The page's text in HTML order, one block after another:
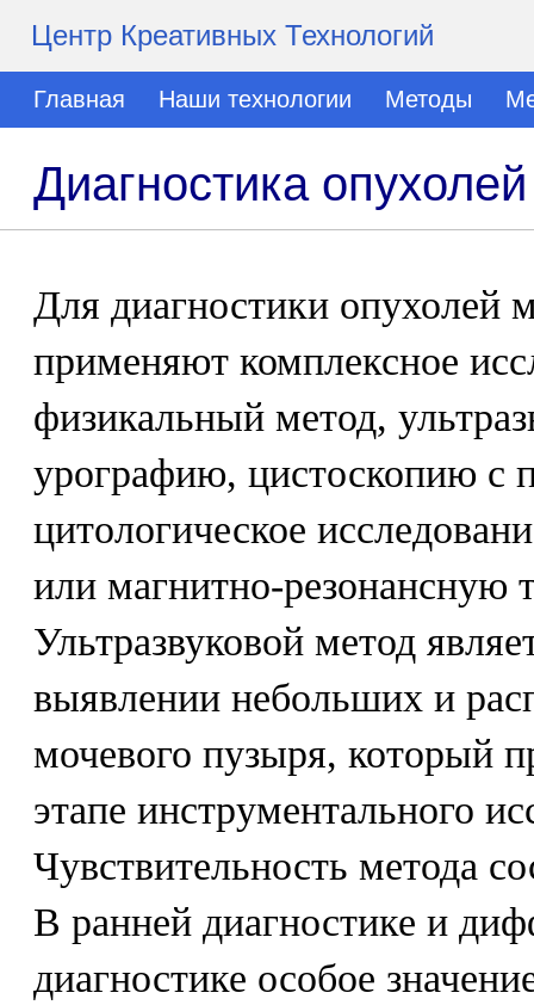
Центр Креативных Технологий
Главная Наши технологии Методы
Диагностика
Для диагностики опухолей
применяют комплексное
физикальный метод,
урографию, цистоскопию с
цитологическое
или магнитно-резонансную
Ультразвуковой метод
выявлении небольших и
мочевого пузыря, который
этапе инструментального
Чувствительность метода
В ранней диагностике и
диагностике особое